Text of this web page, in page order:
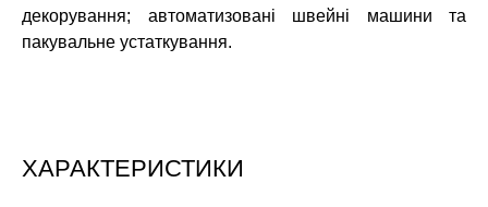
декорування; автоматизовані швейні машини та
пакувальне устаткування.
ХАРАКТЕРИСТИКИ